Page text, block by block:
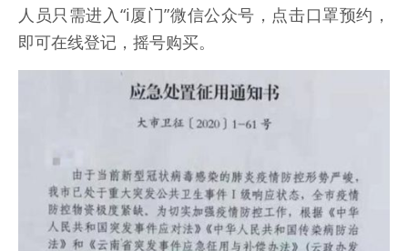
人员只需进入“i厦门”微信公众号，点击口罩预约，
即可在线登记，摇号购买。